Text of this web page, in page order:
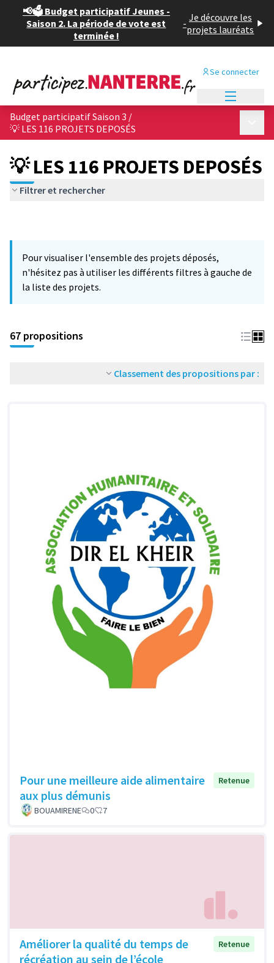
📢🗳️ Budget participatif Jeunes -
Saison 2. La période de vote est
terminée !
- Je découvre les
projets lauréats
Se connecter
Budget participatif Saison 3 /
💡 LES 116 PROJETS DEPOSÉS
💡 LES 116 PROJETS DEPOSÉS
Filtrer et rechercher
Pour visualiser l'ensemble des projets déposés,
n'hésitez pas à utiliser les différents filtres à gauche de
la liste des projets.
67 propositions
Classement des propositions par :
Pour une meilleure aide alimentaire
aux plus démunis
Retenue
BOUAMIRENE 0 7
Améliorer la qualité du temps de
récréation au sein de l’école
Retenue